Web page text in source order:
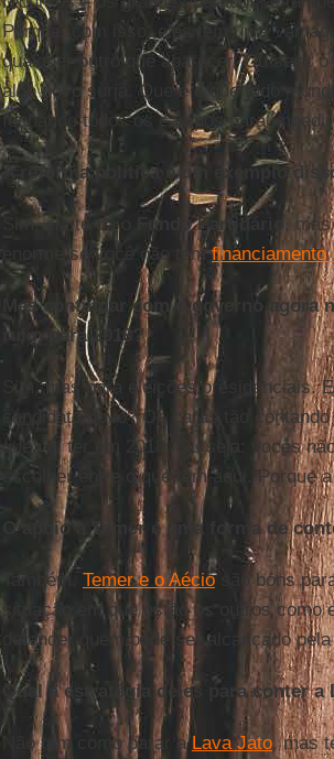
Porque, com isso, eles têm uma
qualquer outro que aparecer. Ou seja:
algo novo surja. Que é o que todo
fechando todos os campos para impedir
A reforma política é um exemplo
Sim, ela te dá o Fundo Partidário
,
enorme se você não temfinanciamento
Mas continuar com o governo agora
ruim para 2018?
Sim, mas para eleições presidenciais.
candidato novo? Os caras tão
que vai ter em 2018. Ou seja: vocês
escolher entre o que tem aqui. Porque
O apoio a Temer é uma forma de
Também. Temer e o Aéciosão bons
situação em que estão os outros
defender quem pode ser alcançado pela
Qual a estratégia deles para conter a
Não tem como parar aLava Jato, mas